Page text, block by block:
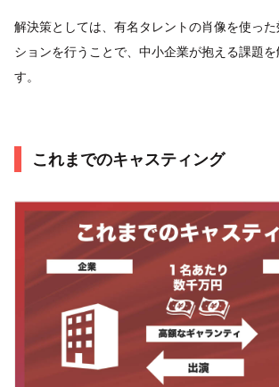
解決策としては、有名タレントの肖像を使っ
ションを行うことで、中小企業が抱える課題を
す。
これまでのキャスティング